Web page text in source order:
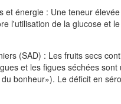
et énergie : Une teneur
l'utilisation de la glucose et
(SAD) : Les fruits secs
et les figues séchées
bonheur»). Le déficit en